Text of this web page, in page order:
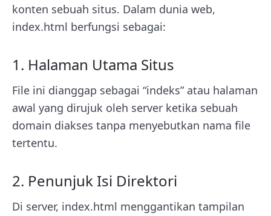
konten sebuah situs. Dalam dunia web,
index.html berfungsi sebagai:
1. Halaman Utama Situs
File ini dianggap sebagai “indeks” atau halaman
awal yang dirujuk oleh server ketika sebuah
domain diakses tanpa menyebutkan nama file
tertentu.
2. Penunjuk Isi Direktori
Di server, index.html menggantikan tampilan